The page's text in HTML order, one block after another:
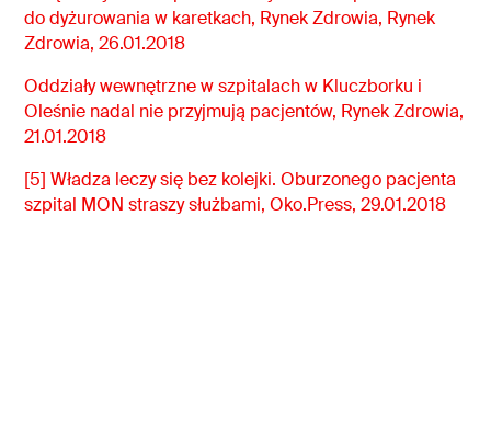
do dyżurowania w karetkach, Rynek Zdrowia, Rynek
Zdrowia, 26.01.2018
Oddziały wewnętrzne w szpitalach w Kluczborku i
Oleśnie nadal nie przyjmują pacjentów, Rynek Zdrowia,
21.01.2018
[5] Władza leczy się bez kolejki. Oburzonego pacjenta
szpital MON straszy służbami, Oko.Press, 29.01.2018